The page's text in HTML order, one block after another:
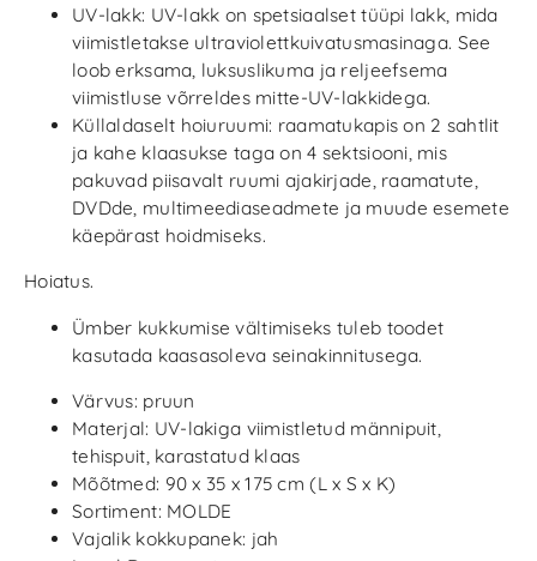
UV-lakk: UV-lakk on spetsiaalset tüüpi lakk, mida
viimistletakse ultraviolettkuivatusmasinaga. See
loob erksama, luksuslikuma ja reljeefsema
viimistluse võrreldes mitte-UV-lakkidega.
Küllaldaselt hoiuruumi: raamatukapis on 2 sahtlit
ja kahe klaasukse taga on 4 sektsiooni, mis
pakuvad piisavalt ruumi ajakirjade, raamatute,
DVDde, multimeediaseadmete ja muude esemete
käepärast hoidmiseks.
Hoiatus.
Ümber kukkumise vältimiseks tuleb toodet
kasutada kaasasoleva seinakinnitusega.
Värvus: pruun
Materjal: UV-lakiga viimistletud männipuit,
tehispuit, karastatud klaas
Mõõtmed: 90 x 35 x 175 cm (L x S x K)
Sortiment: MOLDE
Vajalik kokkupanek: jah